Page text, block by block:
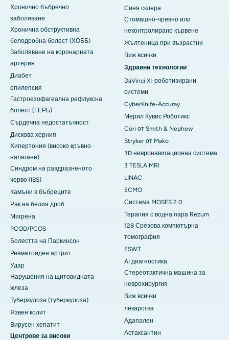
Хронично бъбречно
заболяване
Хронична обструктивна
белодробна болест (ХОББ)
Заболяване на коронарната
артерия
Диабет
епилепсия
Гастроезофагеална рефлуксна
болест (ГЕРБ)
Сърдечна недостатъчност
Дискова херния
Хипертония (високо кръвно
налягане)
Синдром на раздразненото
черво (IBS)
Камъни в бъбреците
Рак на белия дроб
Мигрена
PCOD/PCOS
Болестта на Паркинсон
Ревматоиден артрит
Удар
Нарушения на щитовидната
жлеза
Туберкулоза (туберкулоза)
Язвен колит
Вирусен хепатит
Центрове за високи
Синя склера
Стомашно-чревно или
неконтролирано кървене
Жълтеница при възрастни
Виж всички
Здравни технологии
DaVinci XI-роботизирани
системи
CyberKnife-Accuray
Мерил Кувис Роботикс
Cori от Smith & Nephew
Stryker от Mako
3D невронавигационна система
3 TESLA MRI
LINAC
ECMO
Система MOSES 2.0
Терапия с водна пара Rezum
128 Срезова компютърна
томография
ESWT
AI диагностика
Стереотактична машина за
неврохирургия
Виж всички
лекарства
Адапален
Астаксантин